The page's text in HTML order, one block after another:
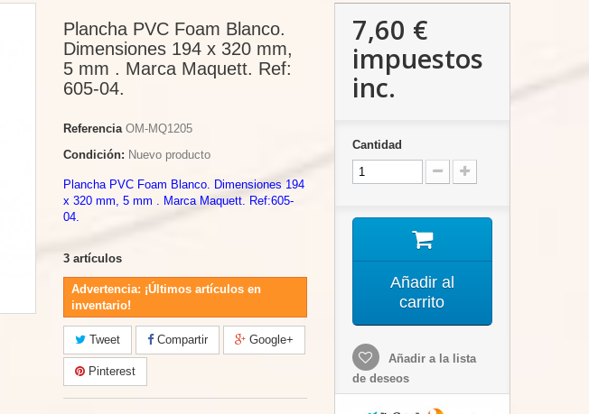
Plancha PVC Foam Blanco.
Dimensiones 194 x 320 mm,
5 mm . Marca Maquett. Ref:
605-04.
Referencia OM-MQ1205
Condición: Nuevo producto
Plancha PVC Foam Blanco. Dimensiones 194
x 320 mm, 5 mm . Marca Maquett. Ref:605-
04.
3 artículos
Advertencia: ¡Últimos artículos en
inventario!
Tweet Compartir Google+
Pinterest
7,60 €
impuestos
inc.
Cantidad
Añadir al
carrito
Añadir a la lista
de deseos